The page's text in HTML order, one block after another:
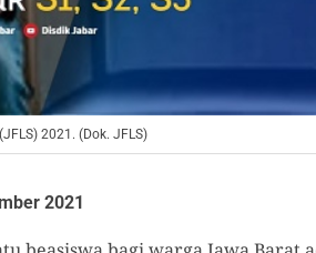
2021. (Dok. JFLS)
2021